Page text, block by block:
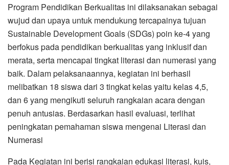
Program Pendidikan Berkualitas ini dilaksanakan sebagai
wujud dan upaya untuk mendukung tercapainya tujuan
Sustainable Development Goals (SDGs) poin ke-4 yang
berfokus pada pendidikan berkualitas yang inklusif dan
merata, serta mencapai tingkat literasi dan numerasi yang
baik. Dalam pelaksanaannya, kegiatan ini berhasil
melibatkan 18 siswa dari 3 tingkat kelas yaitu kelas 4,5,
dan 6 yang mengikuti seluruh rangkaian acara dengan
penuh antusias. Berdasarkan hasil evaluasi, terlihat
peningkatan pemahaman siswa mengenai Literasi dan
Numerasi
Pada Kegiatan ini berisi rangkaian edukasi literasi, kuis,